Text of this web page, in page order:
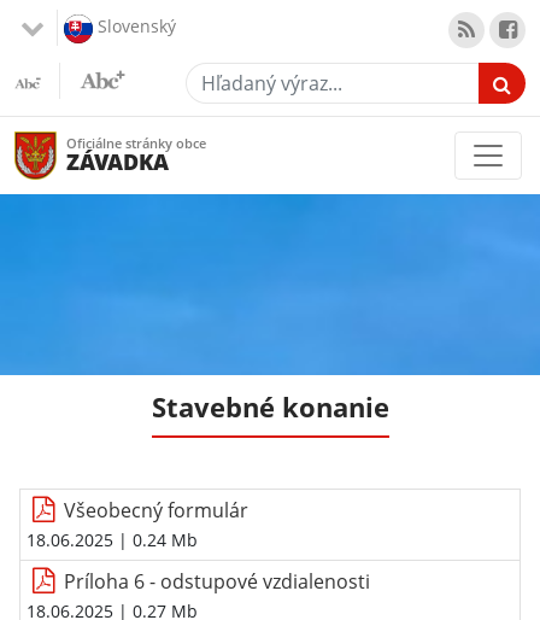
Slovenský
Hľadaný výraz...
Oficiálne stránky obce
ZÁVADKA
Stavebné konanie
Všeobecný formulár
18.06.2025 | 0.24 Mb
Príloha 6 - odstupové vzdialenosti
18.06.2025 | 0.27 Mb